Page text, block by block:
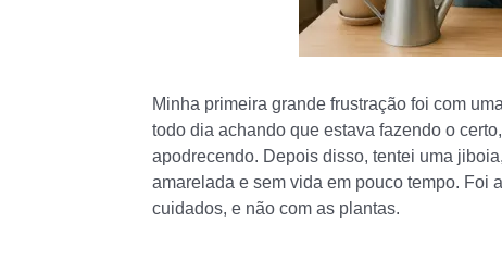
Minha primeira grande frustração foi com
todo dia achando que estava fazendo o
apodrecendo. Depois disso, tentei uma
amarelada e sem vida em pouco tempo. Foi
cuidados, e não com as plantas.